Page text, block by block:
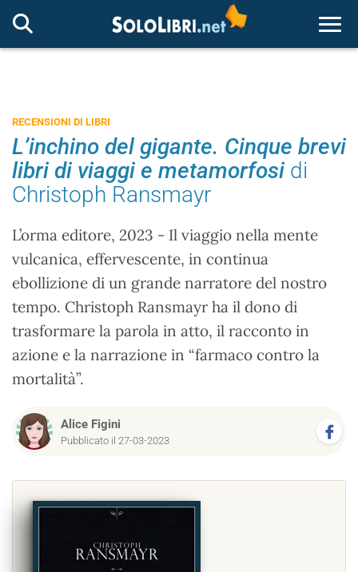
RECENSIONI DI LIBRI
L’inchino del gigante. Cinque brevi
libri di viaggi e metamorfosi di
Christoph Ransmayr
L’orma editore, 2023 - Il viaggio nella mente
vulcanica, effervescente, in continua
ebollizione di un grande narratore del nostro
tempo. Christoph Ransmayr ha il dono di
trasformare la parola in atto, il racconto in
azione e la narrazione in “farmaco contro la
mortalità”.
Alice Figini
Pubblicato il 27-03-2023